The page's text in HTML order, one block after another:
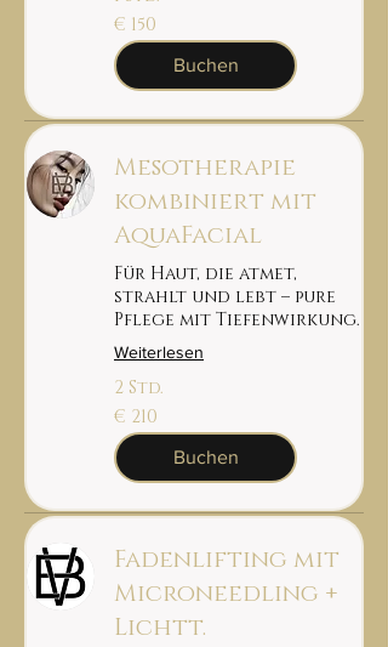
150
euro
€ 150
Buchen
Mesotherapie
kombiniert mit
AquaFacial
Für Haut, die atmet,
strahlt und lebt – pure
Pflege mit Tiefenwirkung.
Weiterlesen
2 Std.
210
euro
€ 210
Buchen
Fadenlifting mit
Microneedling +
Lichtt.